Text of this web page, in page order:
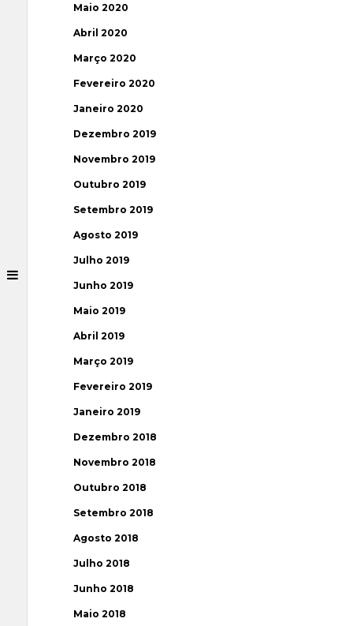
Maio 2020
Abril 2020
Março 2020
Fevereiro 2020
Janeiro 2020
Dezembro 2019
Novembro 2019
Outubro 2019
Setembro 2019
Agosto 2019
Julho 2019
Junho 2019
Maio 2019
Abril 2019
Março 2019
Fevereiro 2019
Janeiro 2019
Dezembro 2018
Novembro 2018
Outubro 2018
Setembro 2018
Agosto 2018
Julho 2018
Junho 2018
Maio 2018